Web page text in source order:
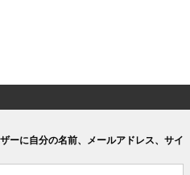
ーに自分の名前、メールアドレス、サイ